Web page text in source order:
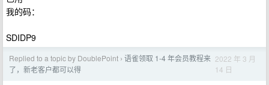
我的码：
SDIDP9
Replied to a topic by DoublePoint › 语雀领取 1-4 年会员教程来
了，新老客户都可以得
2022 年 3 月
14 日